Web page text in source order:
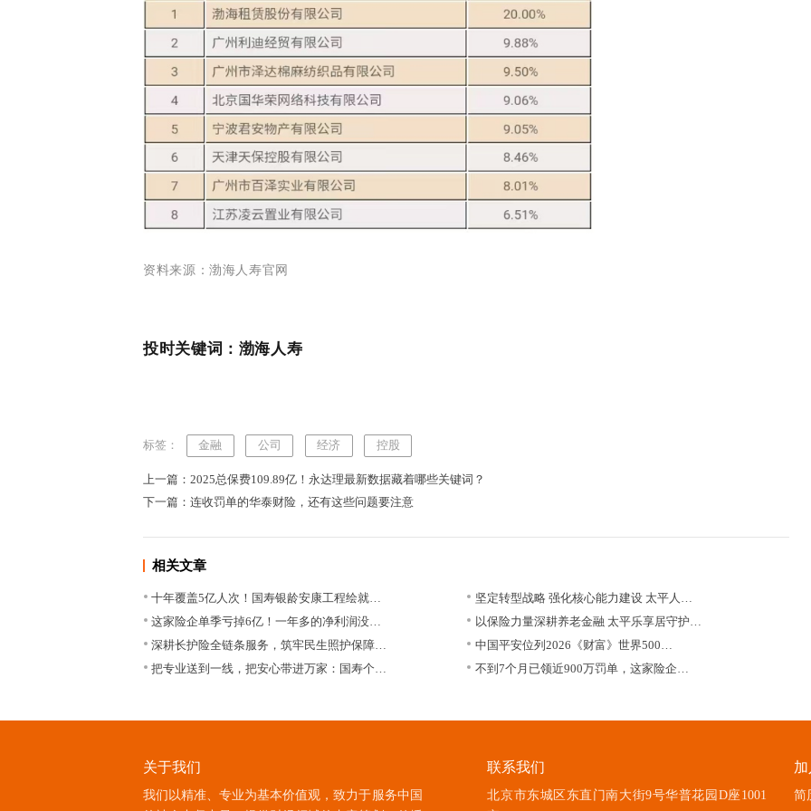
资料来源：渤海人寿官网
投时关键词：渤海人寿
标签： 金融 公司 经济 控股
上一篇：2025总保费109.89亿！永达理最新数据藏着哪些关键词？
下一篇：连收罚单的华泰财险，还有这些问题要注意
相关文章
十年覆盖5亿人次！国寿银龄安康工程绘就…
坚定转型战略 强化核心能力建设 太平人…
这家险企单季亏掉6亿！一年多的净利润没…
以保险力量深耕养老金融 太平乐享居守护…
深耕长护险全链条服务，筑牢民生照护保障…
中国平安位列2026《财富》世界500…
把专业送到一线，把安心带进万家：国寿个…
不到7个月已领近900万罚单，这家险企…
关于我们
我们以精准、专业为基本价值观，致力于服务中国
联系我们
北京市东城区东直门南大街9号华普花园D座1001
简